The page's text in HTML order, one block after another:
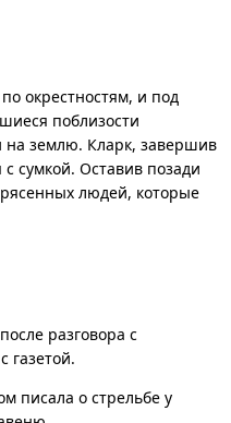
окрестностям, и под
поблизости
на землю. Кларк, завершив
сумкой. Оставив позади
людей, которые
разговора с
писала о стрельбе у